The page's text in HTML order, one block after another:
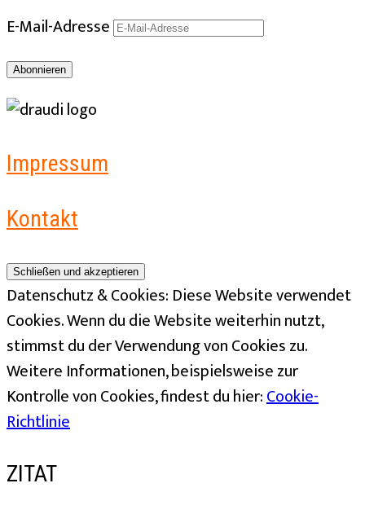
E-Mail-Adresse
Abonnieren
Impressum
Kontakt
Datenschutz & Cookies: Diese Website verwendet
Cookies. Wenn du die Website weiterhin nutzt,
stimmst du der Verwendung von Cookies zu.
Weitere Informationen, beispielsweise zur
Kontrolle von Cookies, findest du hier:Cookie-
Richtlinie
ZITAT